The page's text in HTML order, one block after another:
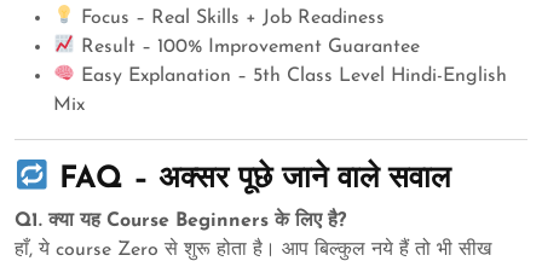
Focus – Real Skills + Job Readiness
Result – 100% Improvement Guarantee
Easy Explanation – 5th Class Level Hindi-English
Mix
FAQ – अक्सर पूछे जाने वाले सवाल
Q1. क्या यह Course Beginners के लिए है?
हाँ, ये course Zero से शुरू होता है। आप बिल्कुल नये हैं तो भी सीख